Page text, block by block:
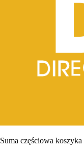
Suma częściowa koszyka